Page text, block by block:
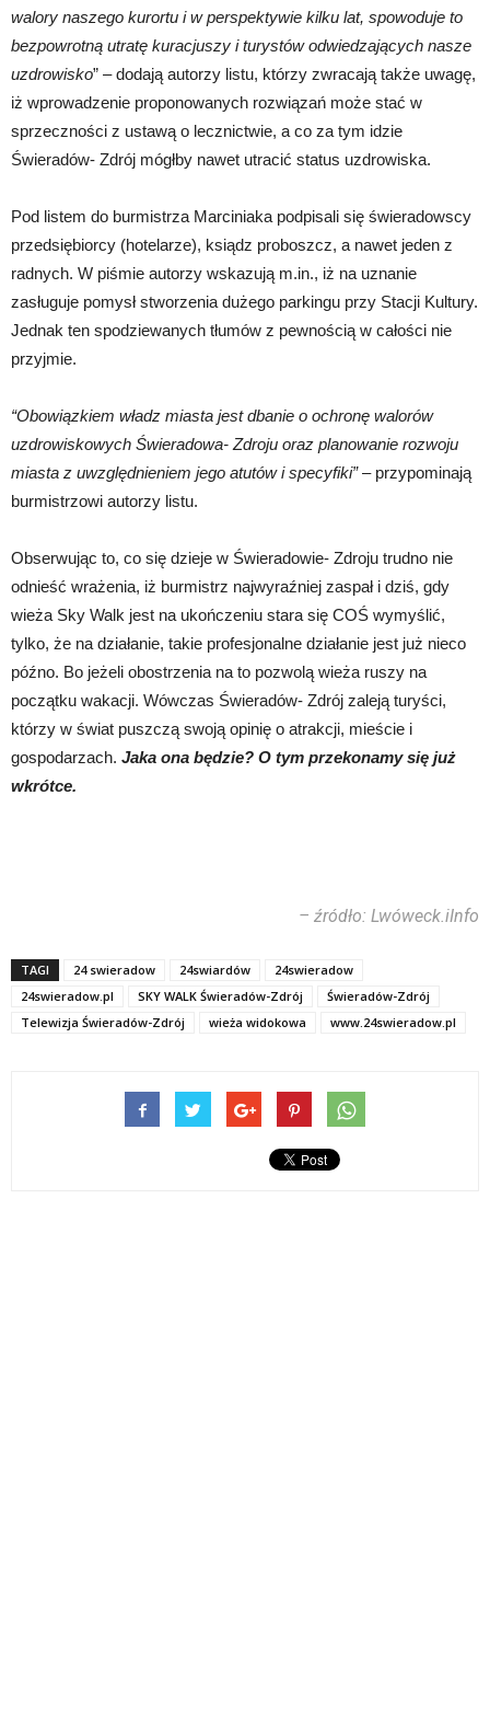
walory naszego kurortu i w perspektywie kilku lat, spowoduje to
bezpowrotną utratę kuracjuszy i turystów odwiedzających nasze
uzdrowisko” – dodają autorzy listu, którzy zwracają także uwagę,
iż wprowadzenie proponowanych rozwiązań może stać w
sprzeczności z ustawą o lecznictwie, a co za tym idzie
Świeradów- Zdrój mógłby nawet utracić status uzdrowiska.
Pod listem do burmistrza Marciniaka podpisali się świeradowscy
przedsiębiorcy (hotelarze), ksiądz proboszcz, a nawet jeden z
radnych. W piśmie autorzy wskazują m.in., iż na uznanie
zasługuje pomysł stworzenia dużego parkingu przy Stacji Kultury.
Jednak ten spodziewanych tłumów z pewnością w całości nie
przyjmie.
“Obowiązkiem władz miasta jest dbanie o ochronę walorów
uzdrowiskowych Świeradowa- Zdroju oraz planowanie rozwoju
miasta z uwzględnieniem jego atutów i specyfiki”– przypominają
burmistrzowi autorzy listu.
Obserwując to, co się dzieje w Świeradowie- Zdroju trudno nie
odnieść wrażenia, iż burmistrz najwyraźniej zaspał i dziś, gdy
wieża Sky Walk jest na ukończeniu stara się COŚ wymyślić,
tylko, że na działanie, takie profesjonalne działanie jest już nieco
późno. Bo jeżeli obostrzenia na to pozwolą wieża ruszy na
początku wakacji. Wówczas Świeradów- Zdrój zaleją turyści,
którzy w świat puszczą swoją opinię o atrakcji, mieście i
gospodarzach. Jaka ona będzie? O tym przekonamy się już
wkrótce.
– źródło: Lwóweck.iInfo
TAGI 24 swieradow 24swiardów
24swieradow
24swieradow.pl
SKY WALK Świeradów-Zdrój
Świeradów-Zdrój
Telewizja Świeradów-Zdrój
wieża widokowa www.24swieradow.pl